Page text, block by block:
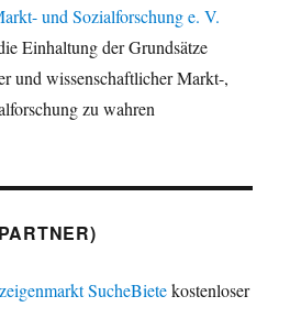
und Sozialforschung e. V.
Einhaltung der Grundsätze
und wissenschaftlicher Markt-,
zu wahren
SucheBietekostenloser